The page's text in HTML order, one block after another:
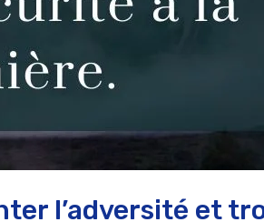
l’adversité et